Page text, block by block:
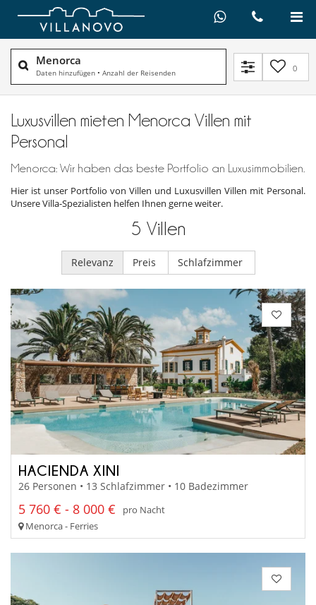
Menorca
Daten hinzufügen • Anzahl der Reisenden 0
Luxusvillen mieten Menorca Villen mit
Personal
Menorca: Wir haben das beste Portfolio an Luxusimmobilien.
Hier ist unser Portfolio von Villen und Luxusvillen Villen mit Personal.
Unsere Villa-Spezialisten helfen Ihnen gerne weiter.
5 Villen
Relevanz Preis Schlafzimmer
HACIENDA XINI
26 Personen • 13 Schlafzimmer • 10 Badezimmer
5 760 € - 8 000 €
pro Nacht
Menorca - Ferries